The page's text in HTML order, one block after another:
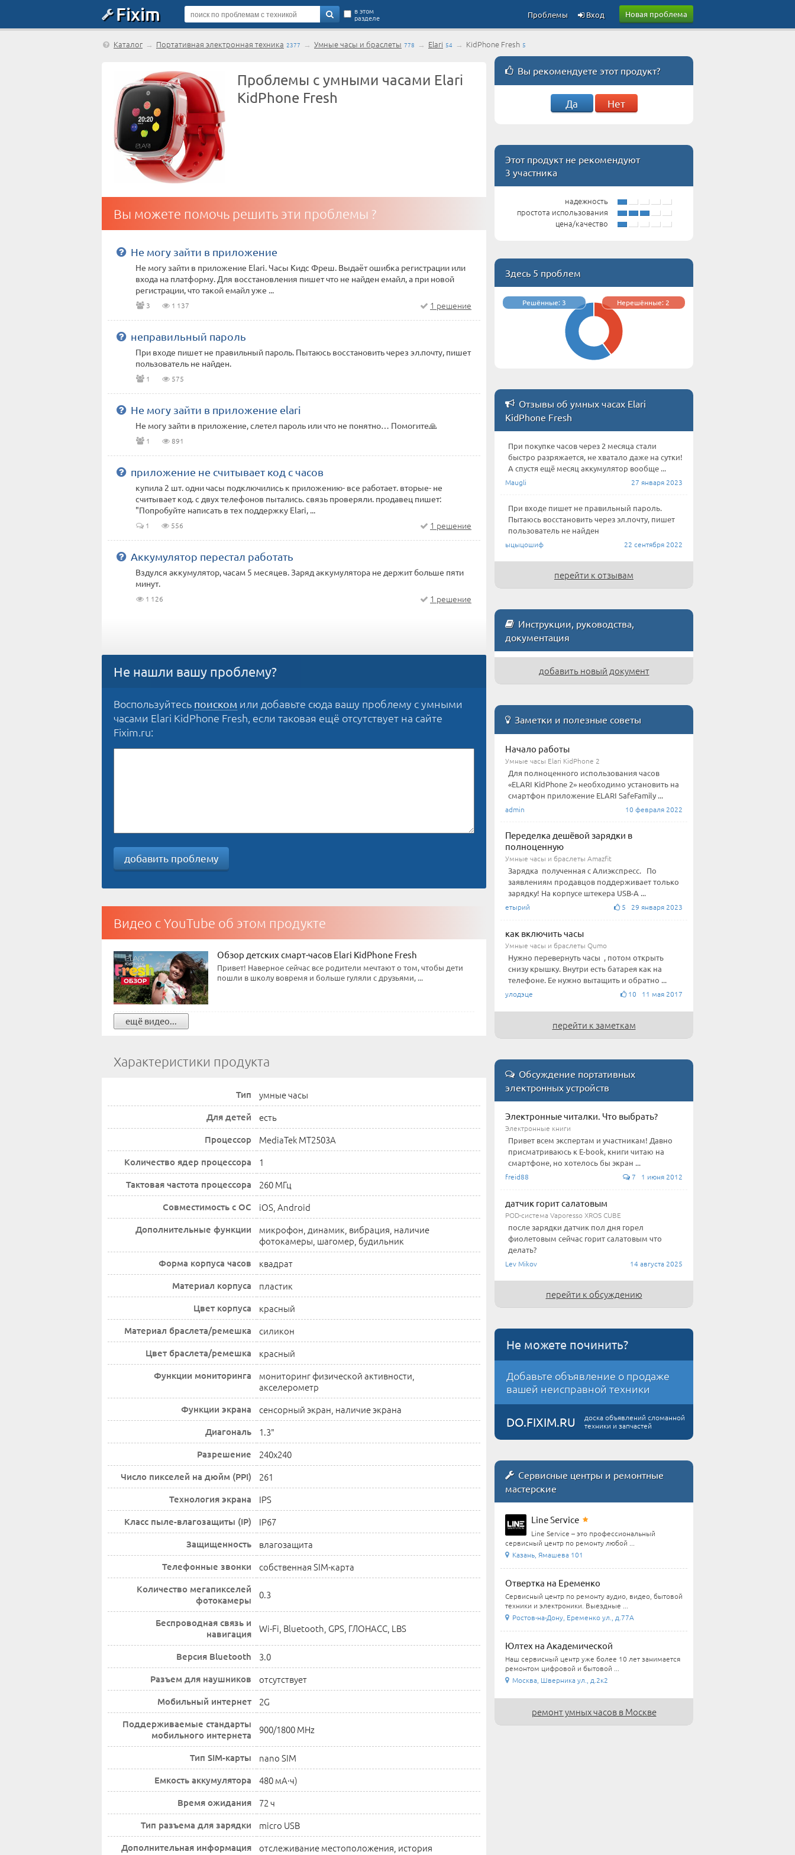
Fixim Новая проблема
в этом
разделе Вход
Проблемы
Каталог → Портативная электронная техника 2377 → Умные часы и браслеты 778 → Elari 54 → KidPhone Fresh 5
Проблемы с умными часами Elari
KidPhone Fresh
Вы можете помочь решить эти проблемы ?
Не могу зайти в приложение
Не могу зайти в приложение Elari. Часы Кидс Фреш. Выдаёт ошибка регистрации или
входа на платформу. Для восстановления пишет что не найден емайл, а при новой
регистрации, что такой емайл уже ...
3 1 137 1 решение
неправильный пароль
При входе пишет не правильный пароль. Пытаюсь восстановить через эл.почту, пишет
пользователь не найден.
1 575
Не могу зайти в приложение elari
Не могу зайти в приложение, слетел пароль или что не понятно… Помогите🙏
1 891
приложение не считывает код с часов
купила 2 шт. одни часы подключились к приложению- все работает. вторые- не
считывает код. с двух телефонов пытались. связь проверяли. продавец пишет:
"Попробуйте написать в тех поддержку Elari, ...
1 556 1 решение
Аккумулятор перестал работать
Вздулся аккумулятор, часам 5 месяцев. Заряд аккумулятора не держит больше пяти
минут.
1 126 1 решение
Не нашли вашу проблему?
Воспользуйтесь поиском или добавьте сюда вашу проблему с умными
часами Elari KidPhone Fresh, если таковая ещё отсутствует на сайте
Fixim.ru:
добавить проблему
Видео с YouTube об этом продукте
Обзор детских смарт-часов Elari KidPhone Fresh
Привет! Наверное сейчас все родители мечтают о том, чтобы дети
пошли в школу вовремя и больше гуляли с друзьями, ...
ещё видео...
Характеристики продукта
Тип умные часы
Для детей есть
Процессор MediaTek MT2503A
Количество ядер процессора 1
Тактовая частота процессора 260 МГц
Совместимость с ОС iOS, Android
Дополнительные функции
микрофон, динамик, вибрация, наличие
фотокамеры, шагомер, будильник
Форма корпуса часов квадрат
Материал корпуса пластик
Цвет корпуса красный
Материал браслета/ремешка силикон
Цвет браслета/ремешка красный
Функции мониторинга
мониторинг физической активности,
акселерометр
Функции экрана сенсорный экран, наличие экрана
Диагональ 1.3"
Разрешение 240x240
Число пикселей на дюйм (PPI) 261
Технология экрана IPS
Класс пыле-влагозащиты (IP) IP67
Защищенность влагозащита
Телефонные звонки собственная SIM-карта
Количество мегапикселей
фотокамеры
0.3
Беспроводная связь и
навигация
Wi-Fi, Bluetooth, GPS, ГЛОНАСC, LBS
Версия Bluetooth 3.0
Разъем для наушников отсутствует
Мобильный интернет 2G
Поддерживаемые стандарты
мобильного интернета
900/1800 MHz
Тип SIM-карты nano SIM
Емкость аккумулятора 480 мА·ч)
Время ожидания 72 ч
Тип разъема для зарядки micro USB
Дополнительная информация
отслеживание местоположения, история
Вы рекомендуете этот продукт?
Да Нет
Этот продукт не рекомендуют
3 участника
надежность
простота использования
цена/качество
Здесь 5 проблем
Решённые: 3 Нерешённые: 2
Отзывы об умных часах Elari
KidPhone Fresh
При покупке часов через 2 месяца стали
быстро разряжается, не хватало даже на сутки!
А спустя ещё месяц аккумулятор вообще ...
Maugli 27 января 2023
При входе пишет не правильный пароль.
Пытаюсь восстановить через эл.почту, пишет
пользователь не найден
ыцыцошиф 22 сентября 2022
перейти к отзывам
Инструкции, руководства,
документация
добавить новый документ
Заметки и полезные советы
Начало работы
Умные часы Elari KidPhone 2
Для полноценного использования часов
«ELARI KidPhone 2» необходимо установить на
смартфон приложение ELARI SafeFamily ...
admin 10 февраля 2022
Переделка дешёвой зарядки в
полноценную
Умные часы и браслеты Amazfit
Зарядка полученная с Алиэкспресс. По
заявлениям продавцов поддерживает только
зарядку! На корпусе штекера USB-А ...
етырий 5 29 января 2023
как включить часы
Умные часы и браслеты Qumo
Нужно перевернуть часы , потом открыть
снизу крышку. Внутри есть батарея как на
телефоне. Ее нужно вытащить и обратно ...
улодэце 10 11 мая 2017
перейти к заметкам
Обсуждение портативных
электронных устройств
Электронные читалки. Что выбрать?
Электронные книги
Привет всем экспертам и участникам! Давно
присматриваюсь к E-book, книги читаю на
смартфоне, но хотелось бы экран ...
freid88 7 1 июня 2012
датчик горит салатовым
POD-система Vaporesso XROS CUBE
после зарядки датчик пол дня горел
фиолетовым сейчас горит салатовым что
делать?
Lev Mikov 14 августа 2025
перейти к обсуждению
Не можете починить?
Добавьте объявление о продаже
вашей неисправной техники
DO.FIXIM.RU
доска объявлений сломанной
техники и запчастей
Сервисные центры и ремонтные
мастерские
Line Service
Line Service – это профессиональный
сервисный центр по ремонту любой ...
Казань, Ямашева 101
Отвертка на Еременко
Сервисный центр по ремонту аудио, видео, бытовой
техники и электроники. Выездные ...
Ростов-на-Дону, Еременко ул., д.77А
Юлтех на Академической
Наш сервисный центр уже более 10 лет занимается
ремонтом цифровой и бытовой ...
Москва, Шверника ул., д.2к2
ремонт умных часов в Москве